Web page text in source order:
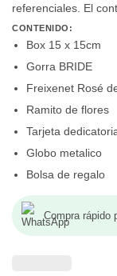
referenciales. El
CONTENIDO:
Box 15 x 15cm
Gorra BRIDE
Freixenet Rosé
Ramito de flores
Tarjeta
Globo metalico
Bolsa de regalo
Compra rápido